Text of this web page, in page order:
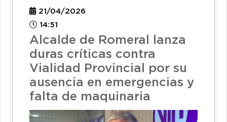
21/04/2026
14:51
Alcalde de Romeral lanza
duras críticas contra
Vialidad Provincial por su
ausencia en emergencias y
falta de maquinaria